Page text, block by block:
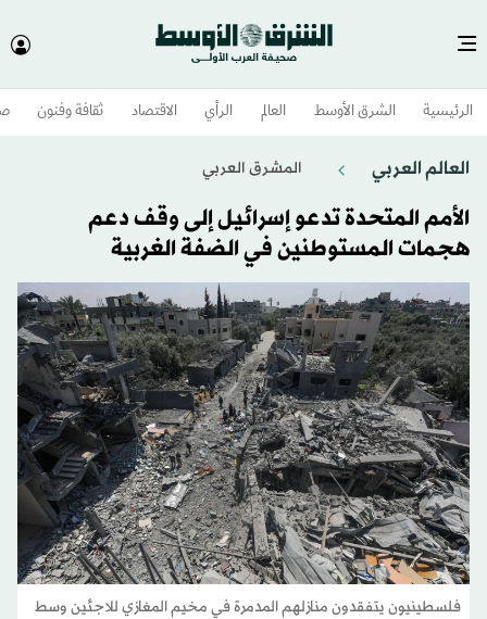
الرئيسية الشرق الأوسط​ العالم الرأي الاقتصاد ثقافة وفنون
العالم العربي المشرق العربي
الأمم المتحدة تدعو إسرائيل إلى وقف دعم
هجمات المستوطنين في الضفة الغربية
فلسطينيون يتفقدون منازلهم المدمرة في مخيم المغازي للاجئين وسط